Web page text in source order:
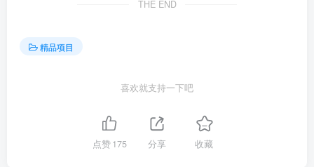
THE END
精品项目
喜欢就支持一下吧
点赞175 分享 收藏